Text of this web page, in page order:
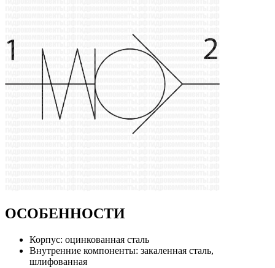
ОСОБЕННОСТИ
Корпус: оцинкованная сталь
Внутренние компоненты: закаленная сталь,
шлифованная